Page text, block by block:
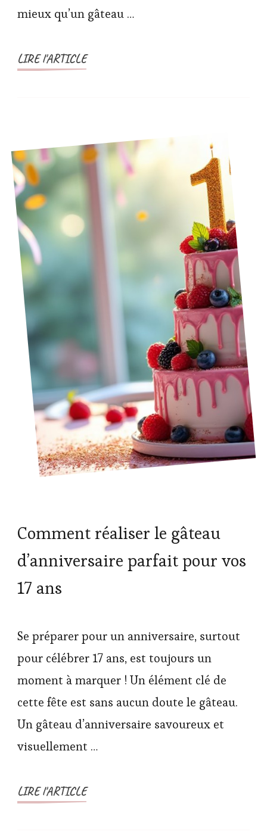
mieux qu’un gâteau …
LIRE l'ARTICLE
Comment réaliser le gâteau
d’anniversaire parfait pour vos
17 ans
Se préparer pour un anniversaire, surtout
pour célébrer 17 ans, est toujours un
moment à marquer ! Un élément clé de
cette fête est sans aucun doute le gâteau.
Un gâteau d’anniversaire savoureux et
visuellement …
LIRE l'ARTICLE